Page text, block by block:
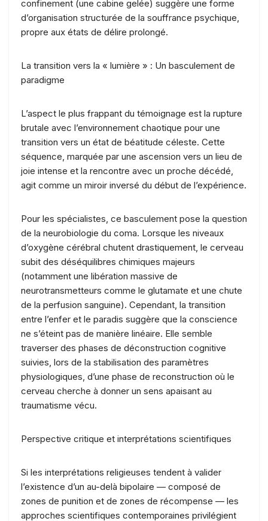
confinement (une cabine gelée) suggère une forme
d’organisation structurée de la souffrance psychique,
propre aux états de délire prolongé.
La transition vers la « lumière » : Un basculement de
paradigme
L’aspect le plus frappant du témoignage est la rupture
brutale avec l’environnement chaotique pour une
transition vers un état de béatitude céleste. Cette
séquence, marquée par une ascension vers un lieu de
joie intense et la rencontre avec un proche décédé,
agit comme un miroir inversé du début de l’expérience.
Pour les spécialistes, ce basculement pose la question
de la neurobiologie du coma. Lorsque les niveaux
d’oxygène cérébral chutent drastiquement, le cerveau
subit des déséquilibres chimiques majeurs
(notamment une libération massive de
neurotransmetteurs comme le glutamate et une chute
de la perfusion sanguine). Cependant, la transition
entre l’enfer et le paradis suggère que la conscience
ne s’éteint pas de manière linéaire. Elle semble
traverser des phases de déconstruction cognitive
suivies, lors de la stabilisation des paramètres
physiologiques, d’une phase de reconstruction où le
cerveau cherche à donner un sens apaisant au
traumatisme vécu.
Perspective critique et interprétations scientifiques
Si les interprétations religieuses tendent à valider
l’existence d’un au-delà bipolaire — composé de
zones de punition et de zones de récompense — les
approches scientifiques contemporaines privilégient